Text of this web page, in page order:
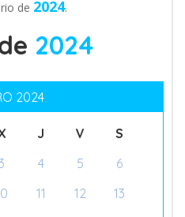
de 2024.
2024
2024
J V
S
4 5
6
11 12
13